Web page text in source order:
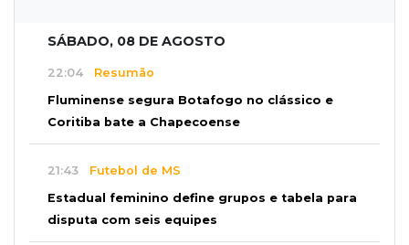
SÁBADO, 08 DE AGOSTO
22:04 Resumão
Fluminense segura Botafogo no clássico e
Coritiba bate a Chapecoense
21:43 Futebol de MS
Estadual feminino define grupos e tabela para
disputa com seis equipes